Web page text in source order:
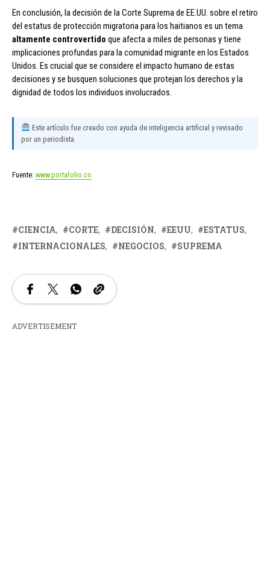
En conclusión, la decisión de la Corte Suprema de EE.UU. sobre el retiro
del estatus de protección migratoria para los haitianos es un tema
altamente controvertido que afecta a miles de personas y tiene
implicaciones profundas para la comunidad migrante en los Estados
Unidos. Es crucial que se considere el impacto humano de estas
decisiones y se busquen soluciones que protejan los derechos y la
dignidad de todos los individuos involucrados.
Este artículo fue creado con ayuda de inteligencia artificial y revisado
por un periodista.
Fuente: www.portafolio.co
CIENCIA CORTE DECISIÓN EEUU
ESTATUS
INTERNACIONALES
NEGOCIOS SUPREMA
ADVERTISEMENT